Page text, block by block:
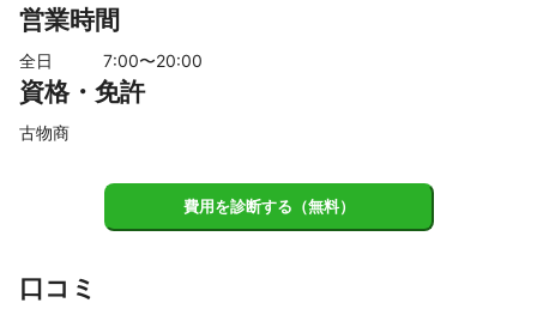
これとは別で、弊社は便利屋業務も行っております。
おります。
また弊社では、オリジナルのチケットを🎟提供しておりご好評を
珍しいのは弊社のチケットは有料になっているところで、チケッ
よろしかったら弊社の活動にご理解頂き、支援して頂けたら嬉し
弊社は10年前に個人事業主からはじめ、法人化して３年目になり
営業時間
全日 7:00〜20:00
資格・免許
古物商
費用を診断する（無料）
口コミ